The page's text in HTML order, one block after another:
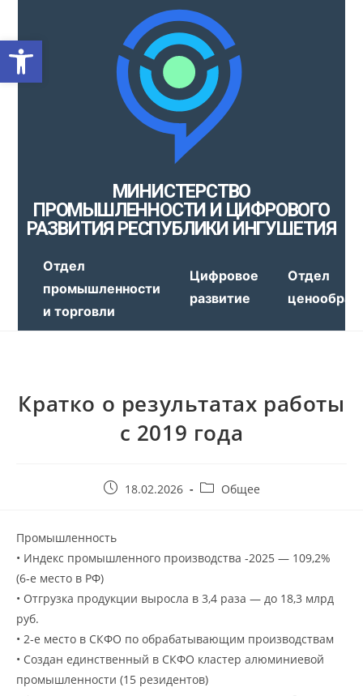
Открыть панель
МИНИСТЕРСТВО
ПРОМЫШЛЕННОСТИ И ЦИФРОВОГО
РАЗВИТИЯ РЕСПУБЛИКИ ИНГУШЕТИЯ
Отдел
промышленности
и торговли
Цифровое
развитие
Отдел
Кратко о результатах работы
с 2019 года
18.02.2026 Общее
Промышленность
• Индекс промышленного производства ‑2025 — 109,2%
(6‑е место в РФ)
• Отгрузка продукции выросла в 3,4 раза — до 18,3 млрд
руб.
• 2‑е место в СКФО по обрабатывающим производствам
• Создан единственный в СКФО кластер алюминиевой
промышленности (15 резидентов)